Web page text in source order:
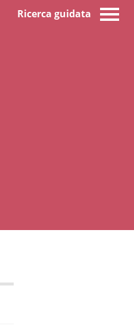
Ricerca guidata